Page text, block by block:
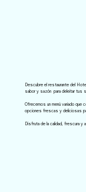
Descubre el restaurante del
sabor y sazón para deleitar tus
Ofrecemos un menú variado que
opciones frescas y deliciosas
Disfruta de la calidad, frescura y